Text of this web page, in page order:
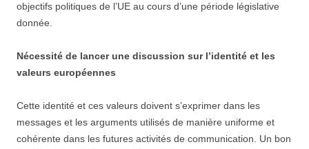
objectifs politiques de l’UE au cours d’une période législative
donnée.
Nécessité de lancer une discussion sur l’identité et les
valeurs européennes
Cette identité et ces valeurs doivent s’exprimer dans les
messages et les arguments utilisés de manière uniforme et
cohérente dans les futures activités de communication. Un bon